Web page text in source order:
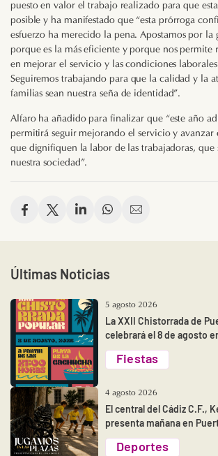
puesto en valor el trabajo realizado para que
posible y ha manifestado que “esta prórroga
esfuerzo ha merecido la pena. Apostamos por la
porque es la más eficiente y porque nos permite
en mejorar el servicio y las condiciones
Seguiremos trabajando para que la calidad y la
familias sean nuestra seña de identidad”.
Alfaro ha añadido para finalizar que “este año
permitirá seguir mejorando el servicio y avanzar
que dignifiquen la labor de las trabajadoras, que
nuestra sociedad”.
Últimas Noticias
5 agosto 2026
La XXII Chistorrada de
celebrará el 8 de agosto
Fiestas
4 agosto 2026
El central del Cádiz C.F.,
presenta mañana en
Deportes